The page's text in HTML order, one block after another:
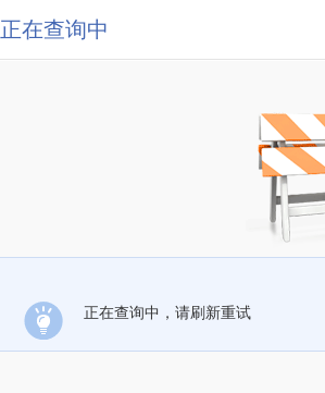
正在查询中
正在查询中，请刷新重试